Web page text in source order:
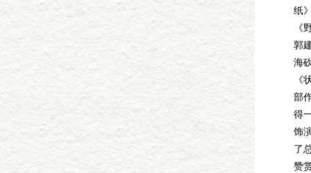
纸
《
郭
海
《
部
得
饰
了
赞